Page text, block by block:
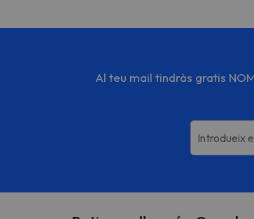
Al teu mail tindràs gratis
Introdueix